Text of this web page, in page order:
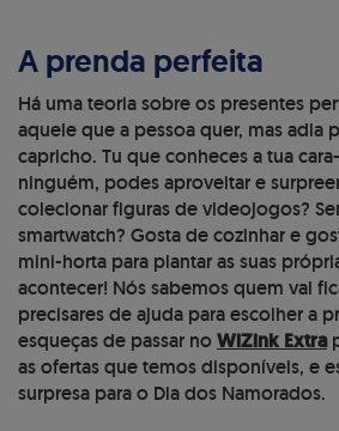
A prenda perfeita
Há uma teoria sobre os presentes
aquele que a pessoa quer, mas adia
capricho. Tu que conheces a tua
ninguém, podes aproveitar e
colecionar figuras de videojogos?
smartwatch? Gosta de cozinhar e
mini-horta para plantar as suas
acontecer! Nós sabemos quem vai
precisares de ajuda para escolher a
esqueças de passar noWiZink Extra
as ofertas que temos disponíveis, e
surpresa para o Dia dos Namorados.